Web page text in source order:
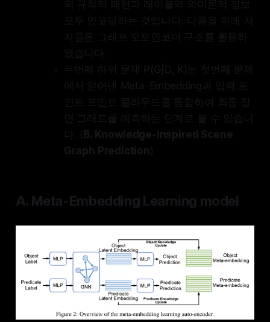
의 규칙적 패턴과 레이블의 의미론적 정보
모두 인코딩하는 것입니다. 다음을 위해 저
자들은 그래프 오토인코더 구조를 활용하
였습니다.
두번째 하위 문제 P(G|D, K)는 첫번째 문제
에서 얻어낸 Meta-Embedding과 입력 포
인트 포인트 클라우드를 통합하여 최종 장
면 그래프를 예측하는 단계로 볼 수 있습니
다. (B. Knowledge-inspired Scene
Graph Prediction )
A. Meta-Embedding Learning model